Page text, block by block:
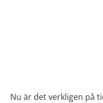
Nu är det verkligen på